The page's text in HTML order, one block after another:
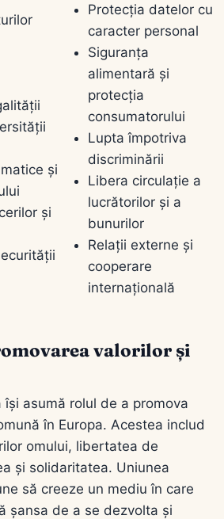
și
și
Protecția datelor cu
caracter personal
Siguranța
alimentară și
protecția
consumatorului
Lupta împotriva
discriminării
Libera circulație a
lucrătorilor și a
bunurilor
Relații externe și
cooperare
internațională
valorilor și
își asumă rolul de a promova
în Europa. Acestea includ
omului, libertatea de
și solidaritatea. Uniunea
să creeze un mediu în care
șansa de a se dezvolta și